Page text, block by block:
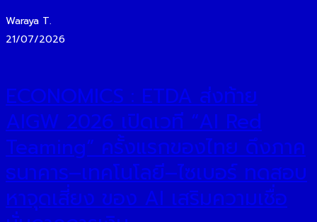
Waraya T.
21/07/2026
ECONOMICS : ETDA ส่งท้าย
AIGW 2026 เปิดเวที “AI Red
Teaming” ครั้งแรกของไทย ดึงภาค
ธนาคาร–เทคโนโลยี–ไซเบอร์ ทดสอบ
หาจุดเสี่ยง ของ AI เสริมความเชื่อ